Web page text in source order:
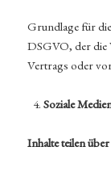
Grundlage für
DSGVO, der die
Vertrags oder
Soziale
Inhalte teilen